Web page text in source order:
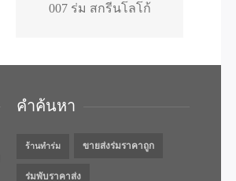
007 ร่ม สกรีนโลโก้
คำค้นหา
ร้านทำร่ม ขายส่งร่มราคาถูก
ร่มพับราคาส่ง